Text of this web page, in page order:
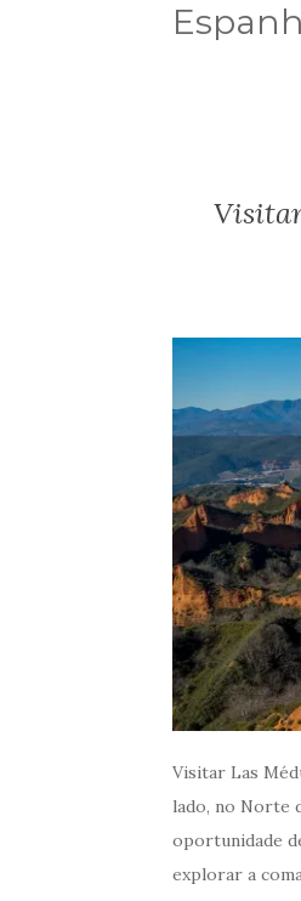
Visitar Las
lado, no Norte
oportunidade
explorar a